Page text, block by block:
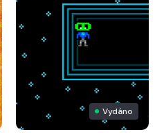
Vydáno